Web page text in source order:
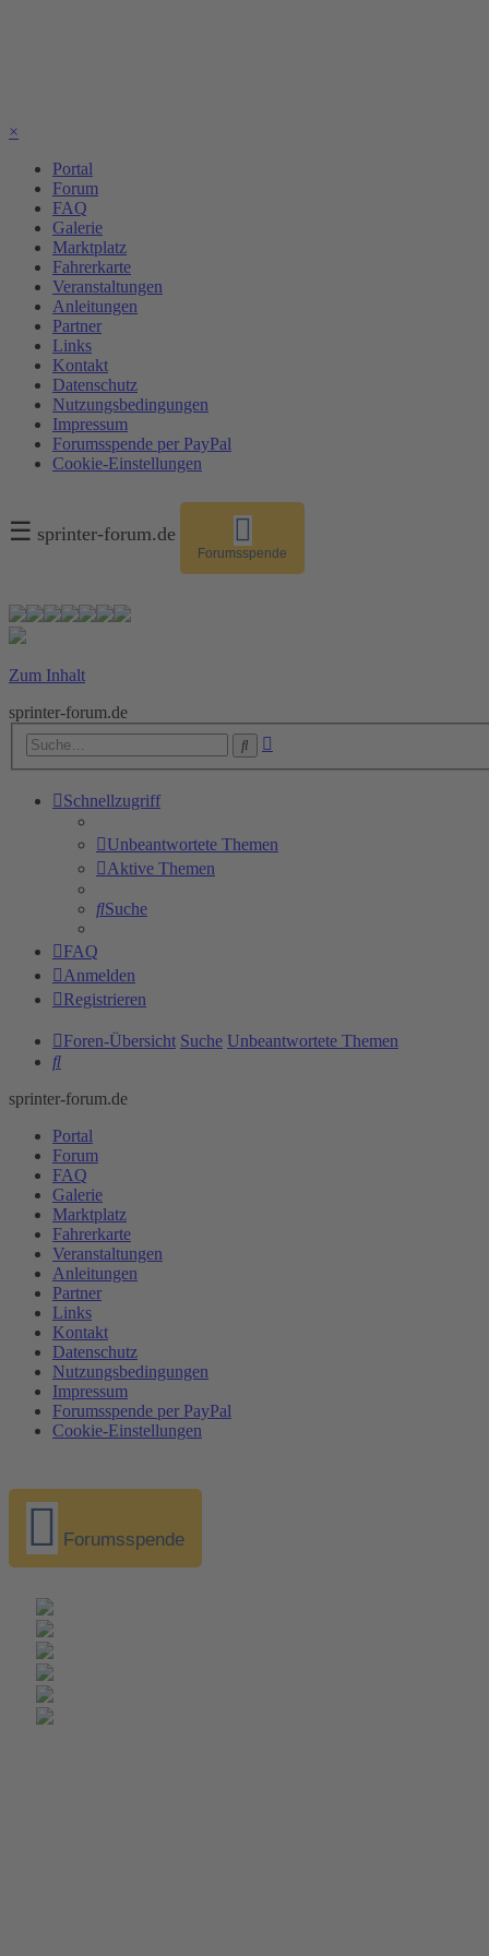
×
Portal
Forum
FAQ
Galerie
Marktplatz
Fahrerkarte
Veranstaltungen
Anleitungen
Partner
Links
Kontakt
Datenschutz
Nutzungsbedingungen
Impressum
Forumsspende per PayPal
Cookie-Einstellungen
☰ sprinter-forum.de
Forumsspende
Zum Inhalt
sprinter-forum.de
Suche
Schnellzugriff
Unbeantwortete Themen
Aktive Themen
Suche
FAQ
Anmelden
Registrieren
Foren-Übersicht Suche Unbeantwortete Themen
Suche
sprinter-forum.de
Portal
Forum
FAQ
Galerie
Marktplatz
Fahrerkarte
Veranstaltungen
Anleitungen
Partner
Links
Kontakt
Datenschutz
Nutzungsbedingungen
Impressum
Forumsspende per PayPal
Cookie-Einstellungen
Forumsspende